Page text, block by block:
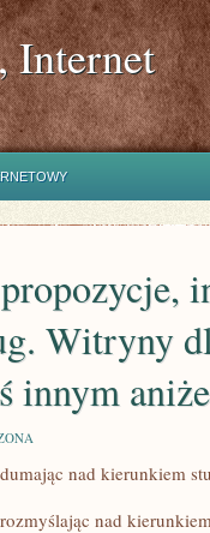
Internet
Witryny
innym
nad kierunkiem
nad